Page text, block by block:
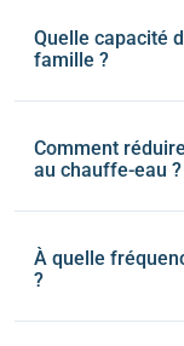
Quelle capacité
famille ?
Comment
au chauffe-eau ?
À quelle
?